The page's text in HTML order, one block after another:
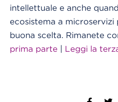
intellettuale e anche
ecosistema a microservizi
buona scelta. Rimanete
prima parte
Leggi la